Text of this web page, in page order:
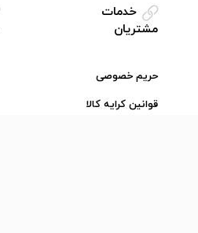
خدمات
مشتریان
حریم خصوصی
قوانین کرایه کالا